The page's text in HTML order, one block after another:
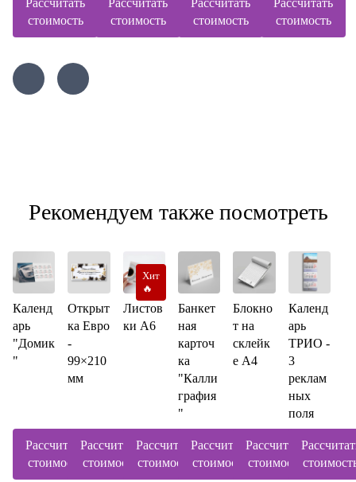
Рассчитать
стоимость
Рассчитать
стоимость
Рассчитать
стоимость
Рассчитать
стоимость
Рекомендуем также посмотреть
Календ
арь
"Домик
"
Рассчитать
стоимость
Открыт
ка Евро
-
99×210
мм
Рассчитать
стоимость
Хит
🔥
Листов
ки А6
Рассчитать
стоимость
Банкет
ная
карточ
ка
"Калли
графия
"
Рассчитать
стоимость
Блокно
т на
склейк
е А4
Рассчитать
стоимость
Календ
арь
ТРИО -
3
реклам
ных
поля